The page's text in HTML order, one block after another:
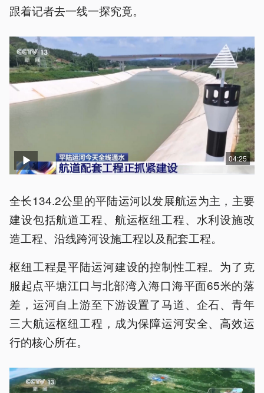
跟着记者去一线一探究竟。
04:25
全长134.2公里的平陆运河以发展航运为主，主要
建设包括航道工程、航运枢纽工程、水利设施改
造工程、沿线跨河设施工程以及配套工程。
枢纽工程是平陆运河建设的控制性工程。为了克
服起点平塘江口与北部湾入海口海平面65米的落
差，运河自上游至下游设置了马道、企石、青年
三大航运枢纽工程，成为保障运河安全、高效运
行的核心所在。